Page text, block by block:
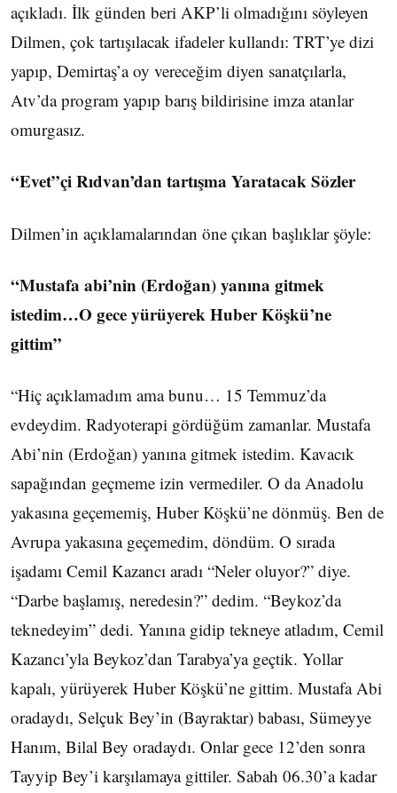
açıkladı. İlk günden beri AKP’li olmadığını söyleyen
Dilmen, çok tartışılacak ifadeler kullandı: TRT’ye dizi
yapıp, Demirtaş’a oy vereceğim diyen sanatçılarla,
Atv’da program yapıp barış bildirisine imza atanlar
omurgasız.
“Evet”çi Rıdvan’dan tartışma Yaratacak Sözler
Dilmen’in açıklamalarından öne çıkan başlıklar şöyle:
“Mustafa abi’nin (Erdoğan) yanına gitmek
istedim…O gece yürüyerek Huber Köşkü’ne
gittim”
“Hiç açıklamadım ama bunu… 15 Temmuz’da
evdeydim. Radyoterapi gördüğüm zamanlar. Mustafa
Abi’nin (Erdoğan) yanına gitmek istedim. Kavacık
sapağından geçmeme izin vermediler. O da Anadolu
yakasına geçememiş, Huber Köşkü’ne dönmüş. Ben de
Avrupa yakasına geçemedim, döndüm. O sırada
işadamı Cemil Kazancı aradı “Neler oluyor?” diye.
“Darbe başlamış, neredesin?” dedim. “Beykoz’da
teknedeyim” dedi. Yanına gidip tekneye atladım, Cemil
Kazancı’yla Beykoz’dan Tarabya’ya geçtik. Yollar
kapalı, yürüyerek Huber Köşkü’ne gittim. Mustafa Abi
oradaydı, Selçuk Bey’in (Bayraktar) babası, Sümeyye
Hanım, Bilal Bey oradaydı. Onlar gece 12’den sonra
Tayyip Bey’i karşılamaya gittiler. Sabah 06.30’a kadar